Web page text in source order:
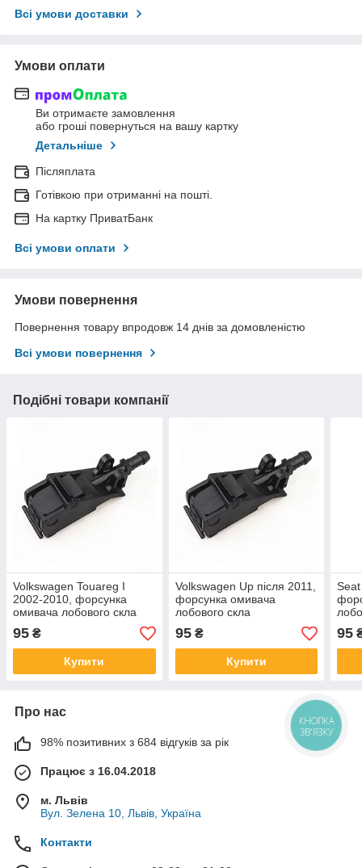
Всі умови доставки
Умови оплати
Ви отримаєте замовлення
або гроші повернуться на вашу картку
Детальніше
Післяплата
Готівкою при отриманні на пошті.
На картку ПриватБанк
Всі умови оплати
Умови повернення
Повернення товару впродовж 14 днів за домовленістю
Всі умови повернення
Подібні товари компанії
Volkswagen Touareg I
2002-2010, форсунка
омивача лобового скла
95 ₴
Купити
Volkswagen Up після 2011,
форсунка омивача
лобового скла
95₴
Купити
95
Про нас
98% позитивних з 684 відгуків за рік
Працює з 16.04.2018
м. Львів
Вул. Зелена 10, Львів, Україна
Контакти
КНОПКА
ЗВ'ЯЗКУ